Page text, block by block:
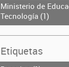
Ministerio de
Tecnología (1)
Etiquetas